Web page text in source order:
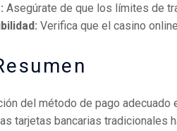
Asegúrate de que los límites de
Verifica que el casino
del método de pago
tarjetas bancarias tradicionales